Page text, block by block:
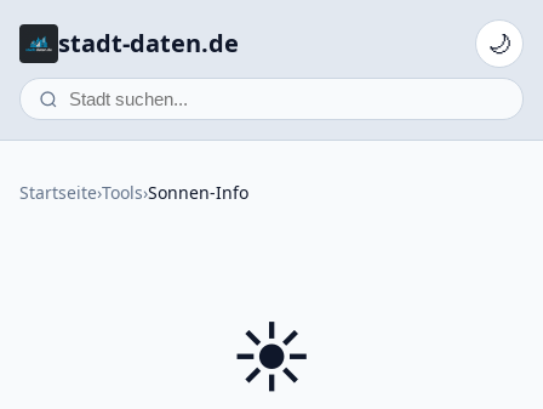
stadt-daten.de 🌙
Startseite›Tools›Sonnen-Info
☀️